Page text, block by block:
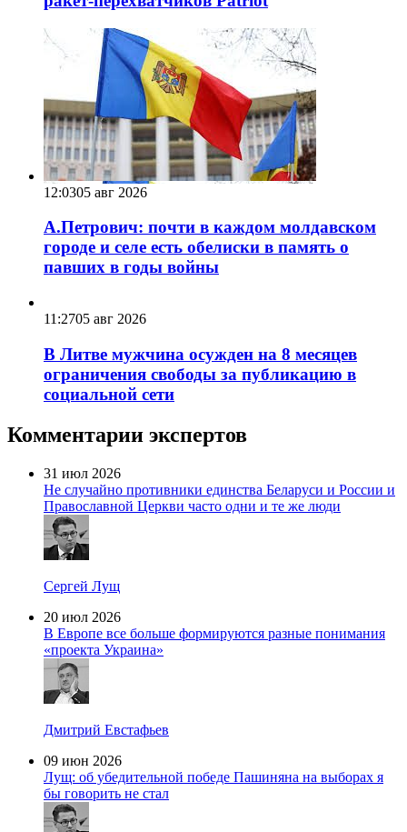
12:0305 авг 2026
А.Петрович: почти в каждом молдавском
городе и селе есть обелиски в память о
павших в годы войны
11:2705 авг 2026
В Литве мужчина осужден на 8 месяцев
ограничения свободы за публикацию в
социальной сети
Комментарии экспертов
31 июл 2026
Не случайно противники единства Беларуси и России и
Православной Церкви часто одни и те же люди
Сергей Лущ
20 июл 2026
В Европе все больше формируются разные понимания
«проекта Украина»
Дмитрий Евстафьев
09 июн 2026
Лущ: об убедительной победе Пашиняна на выборах я
бы говорить не стал